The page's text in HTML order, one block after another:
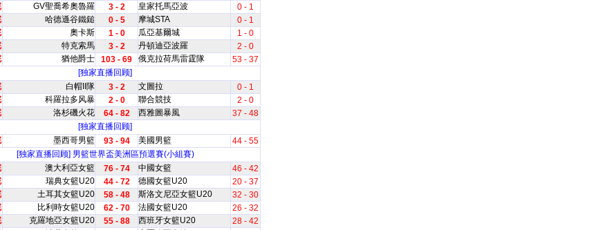
GV聖喬希奧魯羅 3 - 2 皇家托馬亞波
0 - 1
哈德遜谷鐵鎚 0 - 5 摩城STA
0 - 1
奧卡斯 1 - 0 瓜亞基爾城
1 - 0
特克索馬 3 - 2 丹頓迪亞波羅
2 - 0
猶他爵士 103 - 69 俄克拉荷馬雷霆隊
53 - 37
[独家直播回顾]
白帽II隊 3 - 2 文圖拉
0 - 1
科羅拉多风暴 2 - 0 聯合競技
2 - 0
洛杉磯火花 64 - 82 西雅圖暴風
37 - 48
[独家直播回顾]
墨西哥男籃 93 - 94 美國男籃
44 - 55
[独家直播回顾] 男籃世界盃美洲區預選賽(小組賽)
澳大利亞女籃 76 - 74 中國女籃
46 - 42
瑞典女籃U20 44 - 72 德國女籃U20
20 - 37
土耳其女籃U20 58 - 48 斯洛文尼亞女籃U20
32 - 30
比利時女籃U20 62 - 70 法國女籃U20
26 - 32
克羅地亞女籃U20 55 - 88 西班牙女籃U20
28 - 42